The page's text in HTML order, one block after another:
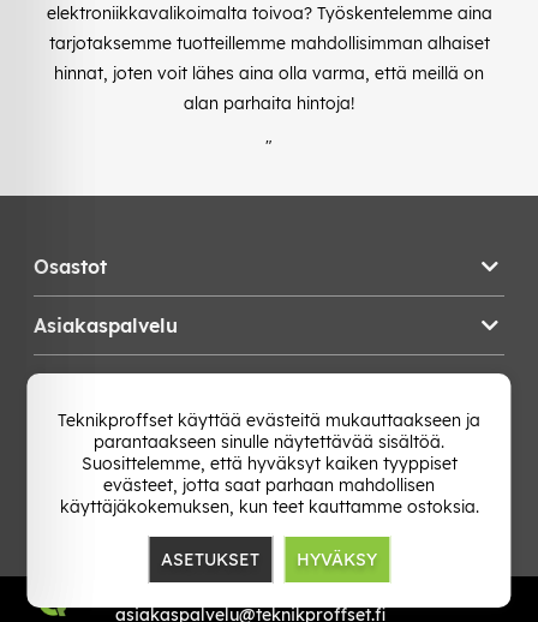
elektroniikkavalikoimalta toivoa? Työskentelemme aina
tarjotaksemme tuotteillemme mahdollisimman alhaiset
hinnat, joten voit lähes aina olla varma, että meillä on
alan parhaita hintoja!
"
Osastot
Asiakaspalvelu
Vaihda Maa
asiakaspalvelu@teknikproffset.fi
Teknikproffset käyttää evästeitä mukauttaakseen ja
parantaakseen sinulle näytettävää sisältöä.
Suosittelemme, että hyväksyt kaiken tyyppiset
evästeet, jotta saat parhaan mahdollisen
käyttäjäkokemuksen, kun teet kauttamme ostoksia.
ASETUKSET HYVÄKSY